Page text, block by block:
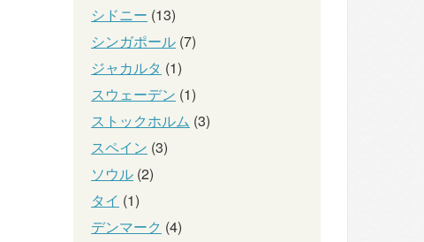
シドニー (13)
シンガポール (7)
ジャカルタ (1)
スウェーデン (1)
ストックホルム (3)
スペイン (3)
ソウル (2)
タイ (1)
デンマーク (4)